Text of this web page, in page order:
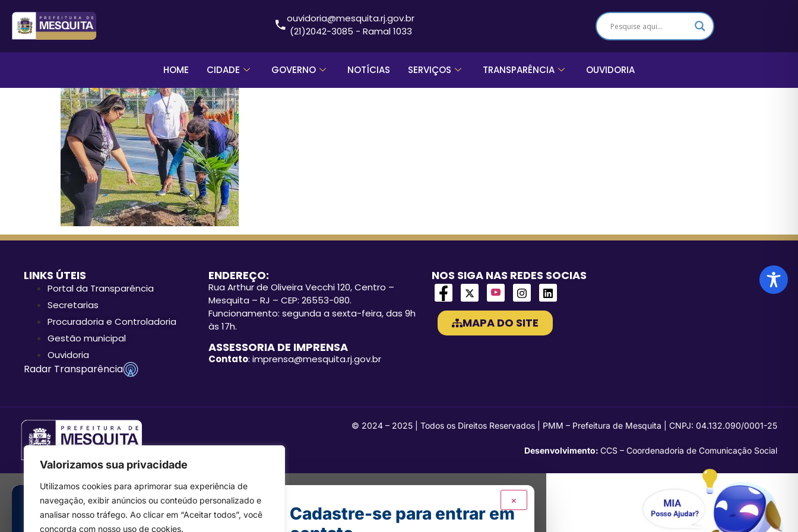
Valorizamos sua privacidade
Utilizamos cookies para aprimorar sua experiência de
navegação, exibir anúncios ou conteúdo personalizado e
analisar nosso tráfego. Ao clicar em “Aceitar todos”, você
concorda com nosso uso de cookies.
ouvidoria@mesquita.rj.gov.br
(21)2042-3085 - Ramal 1033
HOME CIDADE GOVERNO NOTÍCIAS SERVIÇOS TRANSPARÊNCIA OUVIDORIA
LINKS ÚTEIS
Portal da Transparência
Secretarias
Procuradoria e Controladoria
Gestão municipal
Ouvidoria
Radar Transparência
ENDEREÇO:
Rua Arthur de Oliveira Vecchi 120, Centro –
Mesquita – RJ – CEP: 26553-080.
Funcionamento: segunda a sexta-feira, das 9h
às 17h.
ASSESSORIA DE IMPRENSA
Contato: imprensa@mesquita.rj.gov.br
NOS SIGA NAS REDES SOCIAS
MAPA DO SITE
© 2024 – 2025 | Todos os Direitos Reservados | PMM – Prefeitura de Mesquita | CNPJ: 04.132.090/0001-25
Desenvolvimento:CCS – Coordenadoria de Comunicação Social
×
Cadastre-se para entrar em